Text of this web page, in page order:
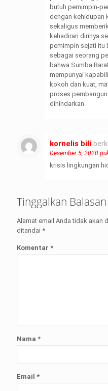
butuh pemimpin-
dengan kehidupan
sekaligus
kehadiran dirinya
pemimpin sejati itu
sebagai seorang
bahwa Sumba
mempunyai
kokoh dan kuat,
proses
dihindarkan.
kornelis bili
Desember 5, 2020
krisis lingkungan
Tinggalkan Balasan
Alamat email Anda tidak akan
ditandai *
Komentar *
Nama *
Email *